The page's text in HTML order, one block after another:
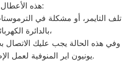
هذه الأعطال:
تلف التايمر، أو مشكلة في
بالدائرة الكهربائية،
وفي هذه الحالة يجب عليك الاتصال
يونيون اير المنوفية لعمل الإصلاحات اللازمة.